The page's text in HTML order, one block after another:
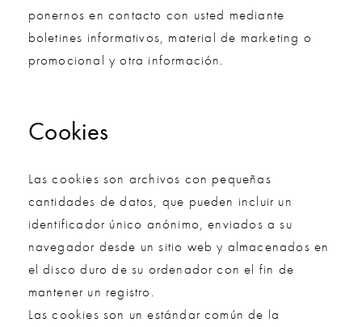
ponernos en contacto con usted mediante
boletines informativos, material de marketing o
promocional y otra información.
Cookies
Las cookies son archivos con pequeñas
cantidades de datos, que pueden incluir un
identificador único anónimo, enviados a su
navegador desde un sitio web y almacenados en
el disco duro de su ordenador con el fin de
mantener un registro.
Las cookies son un estándar común de la